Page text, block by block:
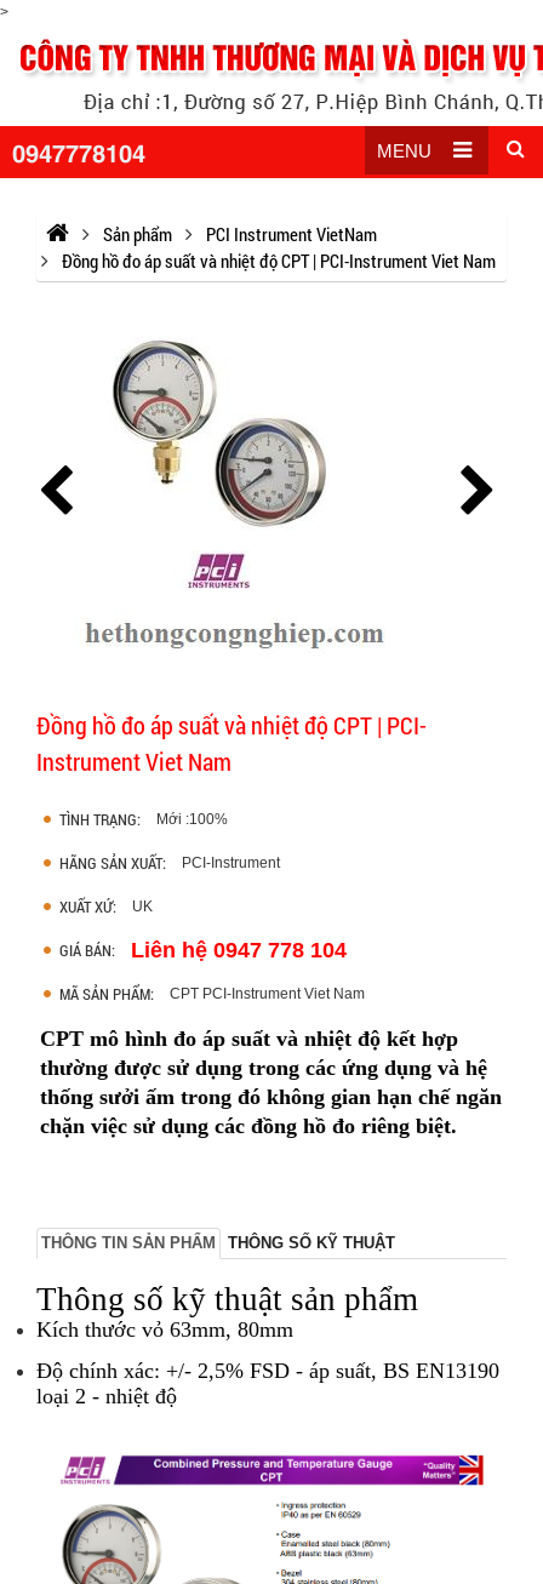
>
0947778104 MENU
Sản phẩm
PCI Instrument VietNam
Đồng hồ đo áp suất và nhiệt độ CPT | PCI-Instrument Viet Nam
Đồng hồ đo áp suất và nhiệt độ CPT | PCI-
Instrument Viet Nam
TÌNH TRẠNG: Mới :100%
HÃNG SẢN XUẤT: PCI-Instrument
XUẤT XỨ: UK
GIÁ BÁN: Liên hệ 0947 778 104
MÃ SẢN PHẨM: CPT PCI-Instrument Viet Nam
CPT mô hình đo áp suất và nhiệt độ kết hợp
thường được sử dụng trong các ứng dụng và hệ
thống sưởi ấm trong đó không gian hạn chế ngăn
chặn việc sử dụng các đồng hồ đo riêng biệt.
THÔNG TIN SẢN PHẨM THÔNG SỐ KỸ THUẬT
Thông số kỹ thuật sản phẩm
Kích thước vỏ 63mm, 80mm
Độ chính xác: +/- 2,5% FSD - áp suất, BS EN13190
loại 2 - nhiệt độ